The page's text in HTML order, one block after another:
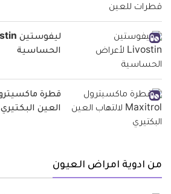
الحساسية
العين البكتيري
من ادوية امراض العيون